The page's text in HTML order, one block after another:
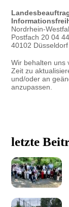
Nordrhein-
Postfach 20 04 44
40102 Düsseldorf
Wir behalten uns
Zeit zu
und/oder an
anzupassen.
letzte